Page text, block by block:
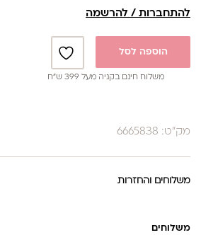
להתחברות / להרשמה
הוספה לסל
משלוח חינם בקניה מעל 399 ש”ח
מק"ט: 6665838
משלוחים והחזרות
משלוחים